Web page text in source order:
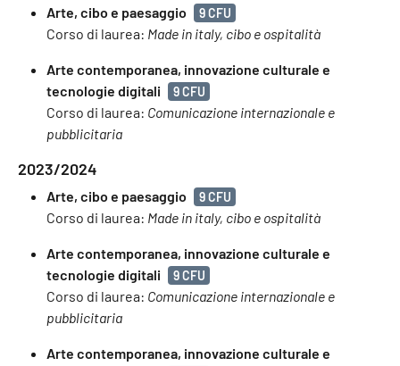
Arte, cibo e paesaggio 9 CFU
Corso di laurea: Made in italy, cibo e ospitalità
Arte contemporanea, innovazione culturale e
tecnologie digitali
9 CFU
Corso di laurea: Comunicazione internazionale e
pubblicitaria
2023/2024
Arte, cibo e paesaggio 9 CFU
Corso di laurea: Made in italy, cibo e ospitalità
Arte contemporanea, innovazione culturale e
tecnologie digitali
9 CFU
Corso di laurea: Comunicazione internazionale e
pubblicitaria
Arte contemporanea, innovazione culturale e